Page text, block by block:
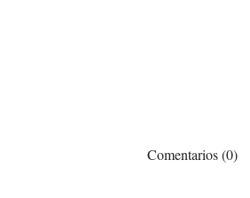
Comentarios (0)